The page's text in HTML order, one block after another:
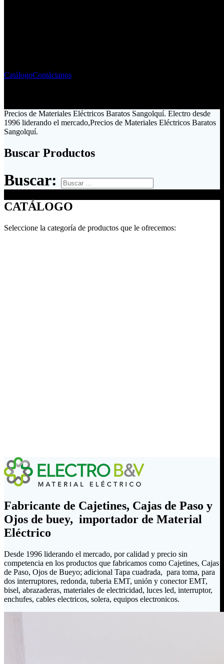
CatálogoContáctanos
Precios de Materiales Eléctricos Baratos Sangolquí. Electro desde
1996 liderando el mercado,Precios de Materiales Eléctricos Baratos
Sangolquí.
Buscar Productos
Buscar:
CATÁLOGO
Seleccione la categoría de productos que le ofrecemos:
Fabricante de Cajetines, Cajas de Paso y
Ojos de buey, importador de Material
Eléctrico
Desde 1996 liderando el mercado, por calidad y precio sin
competencia en los productos que fabricamos como Cajetines, Cajas
de Paso, Ojos de Bueyo; adicional Tapa cuadrada, para toma, para
dos interruptores, redonda, tuberia EMT, unión y conector EMT,
bisel, abrazaderas, materiales de electricidad, luces led, interruptor,
enchufes, cables electricos, solera, equipos electronicos.